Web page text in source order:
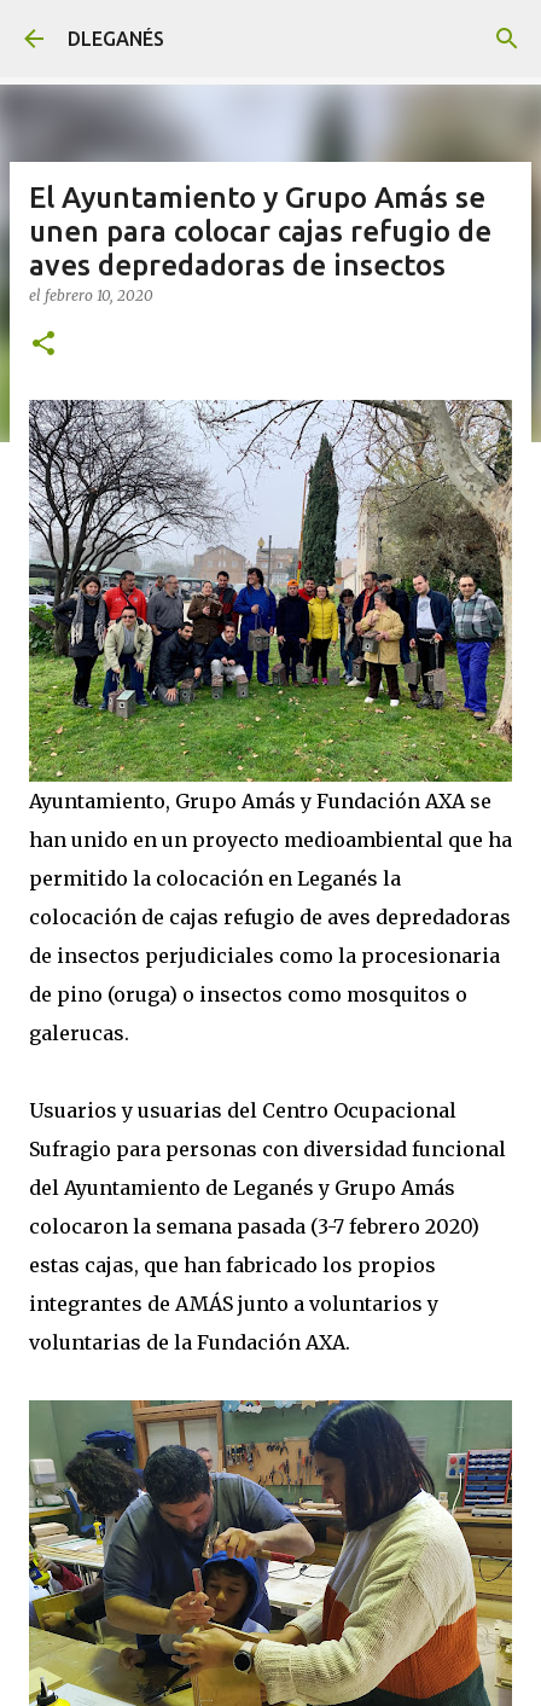
DLEGANÉS
El Ayuntamiento y Grupo Amás se
unen para colocar cajas refugio de
aves depredadoras de insectos
el febrero 10, 2020
Ayuntamiento, Grupo Amás y Fundación AXA se
han unido en un proyecto medioambiental que ha
permitido la colocación en Leganés la
colocación de cajas refugio de aves depredadoras
de insectos perjudiciales como la procesionaria
de pino (oruga) o insectos como mosquitos o
galerucas.
Usuarios y usuarias del Centro Ocupacional
Sufragio para personas con diversidad funcional
del Ayuntamiento de Leganés y Grupo Amás
colocaron la semana pasada (3-7 febrero 2020)
estas cajas, que han fabricado los propios
integrantes de AMÁS junto a voluntarios y
voluntarias de la Fundación AXA.